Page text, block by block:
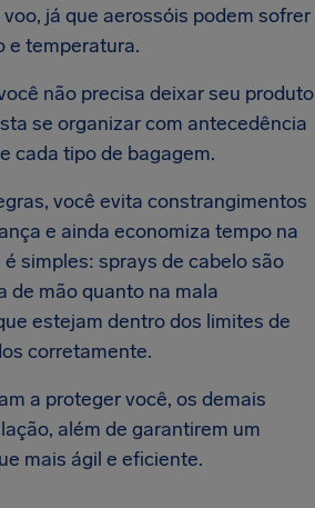
já que aerossóis podem sofrer
e temperatura.
não precisa deixar seu produto
se organizar com antecedência
cada tipo de bagagem.
você evita constrangimentos
e ainda economiza tempo na
simples: sprays de cabelo são
de mão quanto na mala
estejam dentro dos limites de
corretamente.
a proteger você, os demais
além de garantirem um
mais ágil e eficiente.